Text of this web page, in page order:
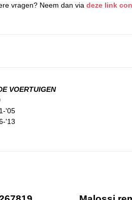
vragen? Neem dan via deze link
VOERTUIGEN
'05
'13